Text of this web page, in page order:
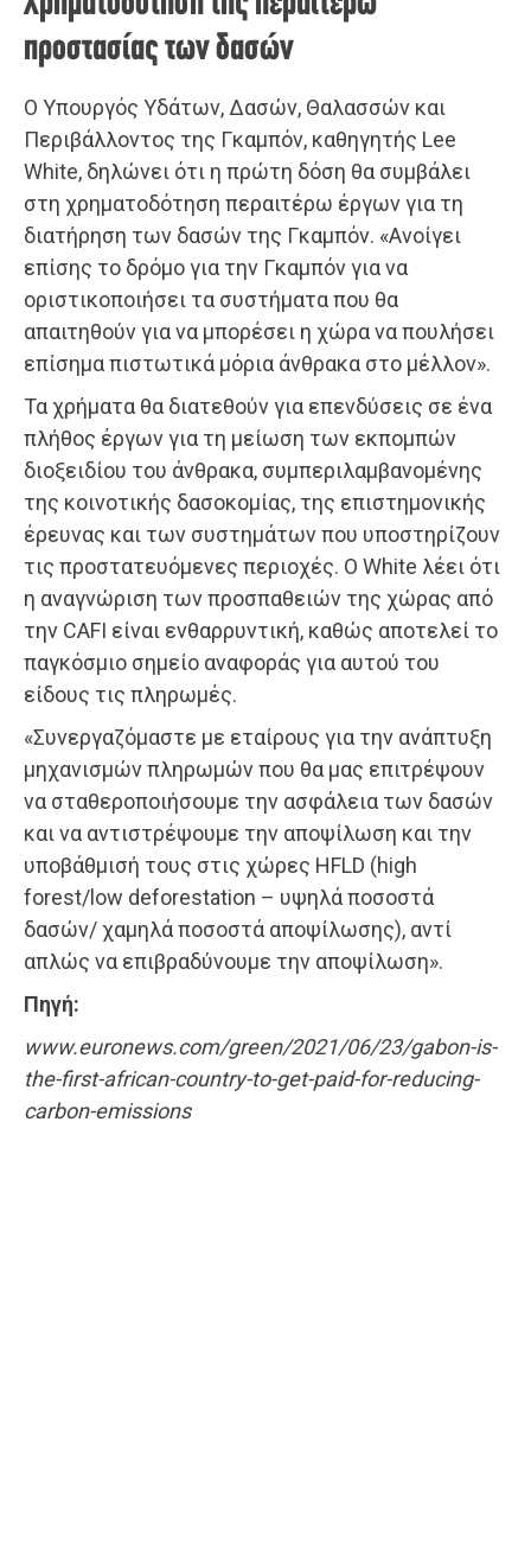
προστασίας των δασών
Ο Υπουργός Υδάτων, Δασών, Θαλασσών και
Περιβάλλοντος της Γκαμπόν, καθηγητής Lee
White, δηλώνει ότι η πρώτη δόση θα συμβάλει
στη χρηματοδότηση περαιτέρω έργων για τη
διατήρηση των δασών της Γκαμπόν. «Ανοίγει
επίσης το δρόμο για την Γκαμπόν για να
οριστικοποιήσει τα συστήματα που θα
απαιτηθούν για να μπορέσει η χώρα να πουλήσει
επίσημα πιστωτικά μόρια άνθρακα στο μέλλον».
Τα χρήματα θα διατεθούν για επενδύσεις σε ένα
πλήθος έργων για τη μείωση των εκπομπών
διοξειδίου του άνθρακα, συμπεριλαμβανομένης
της κοινοτικής δασοκομίας, της επιστημονικής
έρευνας και των συστημάτων που υποστηρίζουν
τις προστατευόμενες περιοχές. Ο White λέει ότι
η αναγνώριση των προσπαθειών της χώρας από
την CAFI είναι ενθαρρυντική, καθώς αποτελεί το
παγκόσμιο σημείο αναφοράς για αυτού του
είδους τις πληρωμές.
«Συνεργαζόμαστε με εταίρους για την ανάπτυξη
μηχανισμών πληρωμών που θα μας επιτρέψουν
να σταθεροποιήσουμε την ασφάλεια των δασών
και να αντιστρέψουμε την αποψίλωση και την
υποβάθμισή τους στις χώρες HFLD (high
forest/low deforestation – υψηλά ποσοστά
δασών/ χαμηλά ποσοστά αποψίλωσης), αντί
απλώς να επιβραδύνουμε την αποψίλωση».
Πηγή:
www.euronews.com/green/2021/06/23/gabon-is-
the-first-african-country-to-get-paid-for-reducing-
carbon-emissions